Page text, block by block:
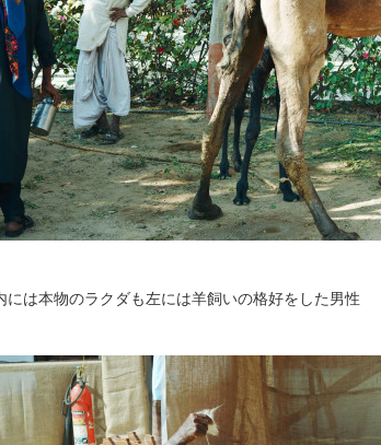
には本物のラクダも左には羊飼いの格好をした男性